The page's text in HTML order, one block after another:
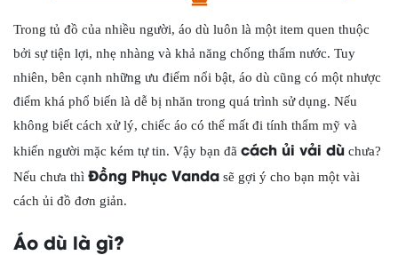
Trong tủ đồ của nhiều người, áo dù luôn là một item quen thuộc
bởi sự tiện lợi, nhẹ nhàng và khả năng chống thấm nước. Tuy
nhiên, bên cạnh những ưu điểm nổi bật, áo dù cũng có một nhược
điểm khá phổ biến là dễ bị nhăn trong quá trình sử dụng. Nếu
không biết cách xử lý, chiếc áo có thể mất đi tính thẩm mỹ và
khiến người mặc kém tự tin. Vậy bạn đã cách ủi vải dù chưa?
Nếu chưa thì Đồng Phục Vanda sẽ gợi ý cho bạn một vài
cách ủi đồ đơn giản.
Áo dù là gì?